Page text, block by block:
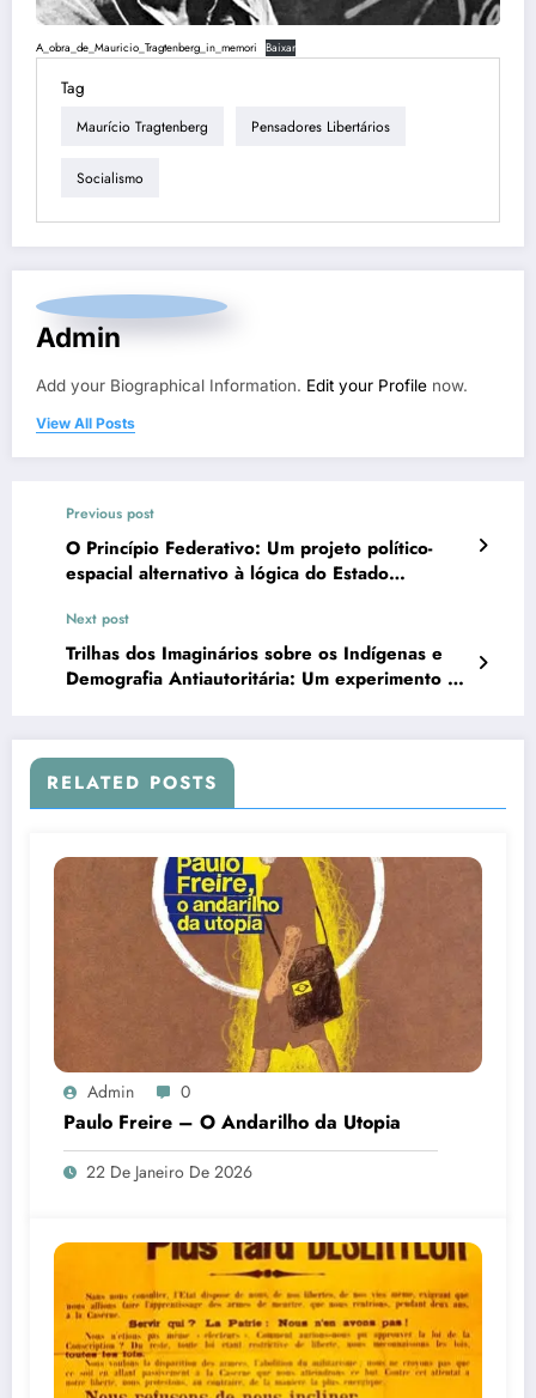
A_obra_de_Mauricio_Tragtenberg_in_memori Baixar
Tag
Maurício Tragtenberg Pensadores Libertários
Socialismo
Admin
Add your Biographical Information. Edit your Profile now.
View All Posts
Previous post
O Princípio Federativo: Um projeto político-
espacial alternativo à lógica do Estado
Next post
Trilhas dos Imaginários sobre os Indígenas e
Demografia Antiautoritária: Um experimento de
RELATED POSTS
Admin 0
Paulo Freire – O Andarilho da Utopia
22 De Janeiro De 2026